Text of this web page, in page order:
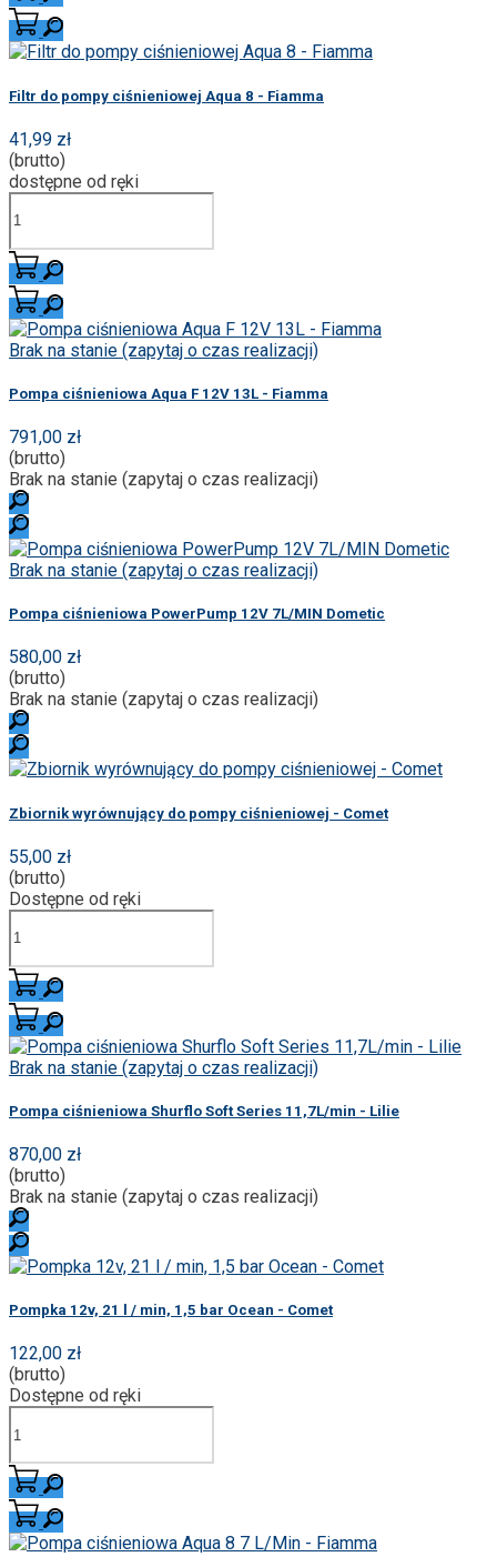
Filtr do pompy ciśnieniowej Aqua 8 - Fiamma
41,99 zł
(brutto)
dostępne od ręki
Brak na stanie (zapytaj o czas realizacji)
Pompa ciśnieniowa Aqua F 12V 13L - Fiamma
791,00 zł
(brutto)
Brak na stanie (zapytaj o czas realizacji)
Brak na stanie (zapytaj o czas realizacji)
Pompa ciśnieniowa PowerPump 12V 7L/MIN Dometic
580,00 zł
(brutto)
Brak na stanie (zapytaj o czas realizacji)
Zbiornik wyrównujący do pompy ciśnieniowej - Comet
55,00 zł
(brutto)
Dostępne od ręki
Brak na stanie (zapytaj o czas realizacji)
Pompa ciśnieniowa Shurflo Soft Series 11,7L/min - Lilie
870,00 zł
(brutto)
Brak na stanie (zapytaj o czas realizacji)
Pompka 12v, 21 l / min, 1,5 bar Ocean - Comet
122,00 zł
(brutto)
Dostępne od ręki